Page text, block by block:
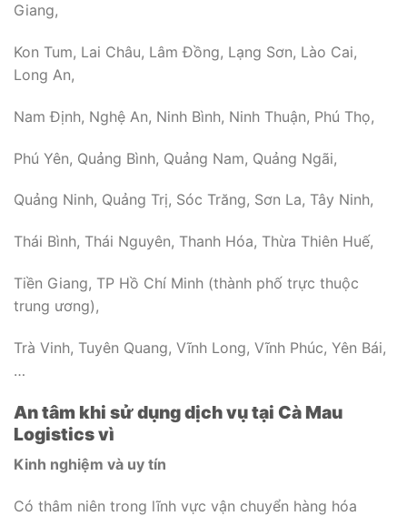
Giang,
Kon Tum, Lai Châu, Lâm Đồng, Lạng Sơn, Lào Cai,
Long An,
Nam Định, Nghệ An, Ninh Bình, Ninh Thuận, Phú Thọ,
Phú Yên, Quảng Bình, Quảng Nam, Quảng Ngãi,
Quảng Ninh, Quảng Trị, Sóc Trăng, Sơn La, Tây Ninh,
Thái Bình, Thái Nguyên, Thanh Hóa, Thừa Thiên Huế,
Tiền Giang, TP Hồ Chí Minh (thành phố trực thuộc
trung ương),
Trà Vinh, Tuyên Quang, Vĩnh Long, Vĩnh Phúc, Yên Bái,
…
An tâm khi sử dụng dịch vụ tại Cà Mau
Logistics vì
Kinh nghiệm và uy tín
Có thâm niên trong lĩnh vực vận chuyển hàng hóa